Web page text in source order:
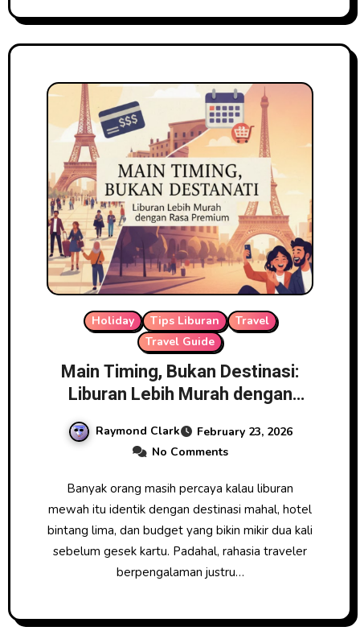
Holiday Tips Liburan
Travel
Travel Guide
Main Timing, Bukan Destinasi:
Liburan Lebih Murah dengan
Raymond Clark
February 23, 2026
No Comments
Banyak orang masih percaya kalau liburan
mewah itu identik dengan destinasi mahal, hotel
bintang lima, dan budget yang bikin mikir dua kali
sebelum gesek kartu. Padahal, rahasia traveler
berpengalaman justru…